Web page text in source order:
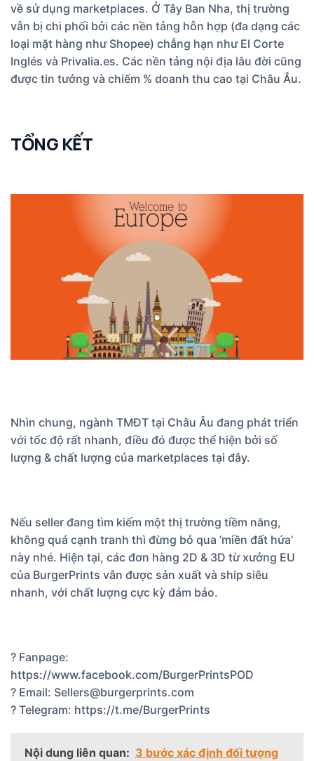
về sử dụng marketplaces. Ở Tây Ban Nha, thị trường
vẫn bị chi phối bởi các nền tảng hỗn hợp (đa dạng các
loại mặt hàng như Shopee) chẳng hạn như El Corte
Inglés và Privalia.es. Các nền tảng nội địa lâu đời cũng
được tin tưởng và chiếm % doanh thu cao tại Châu Âu.
TỔNG KẾT
Nhìn chung, ngành TMĐT tại Châu Âu đang phát triển
với tốc độ rất nhanh, điều đó được thể hiện bởi số
lượng & chất lượng của marketplaces tại đây.
Nếu seller đang tìm kiếm một thị trường tiềm năng,
không quá cạnh tranh thì đừng bỏ qua ‘miền đất hứa’
này nhé. Hiện tại, các đơn hàng 2D & 3D từ xưởng EU
của BurgerPrints vẫn được sản xuất và ship siêu
nhanh, với chất lượng cực kỳ đảm bảo.
? Fanpage:
https://www.facebook.com/BurgerPrintsPOD
? Email: Sellers@burgerprints.com
? Telegram: https://t.me/BurgerPrints
Nội dung liên quan: 3 bước xác định đối tượng